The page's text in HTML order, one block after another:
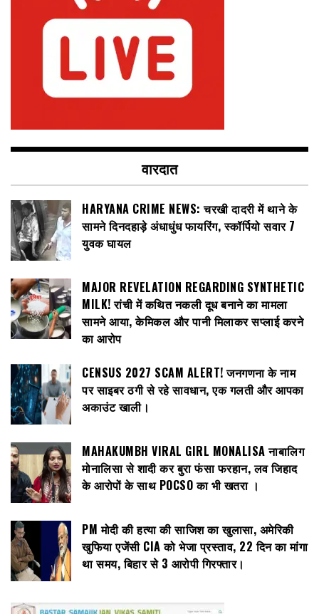
वारदात
HARYANA CRIME NEWS: चरखी दादरी में थाने के
सामने दिनदहाड़े अंधाधुंध फायरिंग, स्कॉर्पियो सवार 7
युवक घायल
MAJOR REVELATION REGARDING SYNTHETIC
MILK! रांची में कथित नकली दूध बनाने का मामला
सामने आया, केमिकल और पानी मिलाकर सप्लाई करने
का आरोप
CENSUS 2027 SCAM ALERT! जनगणना के नाम
पर साइबर ठगी से रहे सावधान, एक गलती और आपका
अकाउंट खाली।
MAHAKUMBH VIRAL GIRL MONALISA नाबालिग
मोनालिसा से शादी कर बुरा फंसा फरहान, लव जिहाद
के आरोपों के साथ POCSO का भी खतरा ।
PM मोदी की हत्या की साजिश का खुलासा, अमेरिकी
खुफिया एजेंसी CIA को भेजा प्रस्ताव, 22 दिन का मांगा
था समय, बिहार से 3 आरोपी गिरफ्तार।